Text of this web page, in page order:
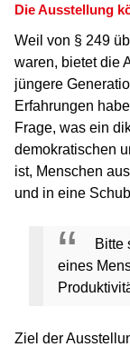
Die Ausstellung
Weil von § 249
waren, bietet die
jüngere
Erfahrungen
Frage, was ein
demokratischen
ist, Menschen
und in eine
Bitte
eines
Ziel der